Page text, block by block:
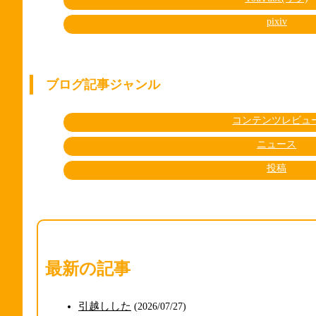
pixiv
ブログ記事ジャンル
コンテンツレビュ
ニュース
投稿
最新の記事
引越しした (2026/07/27)